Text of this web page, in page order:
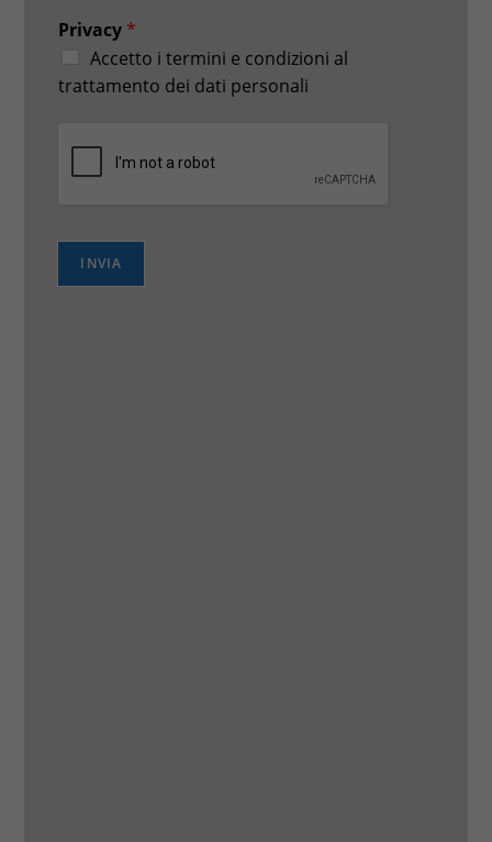
Privacy *
Accetto i termini e condizioni al
trattamento dei dati personali
INVIA